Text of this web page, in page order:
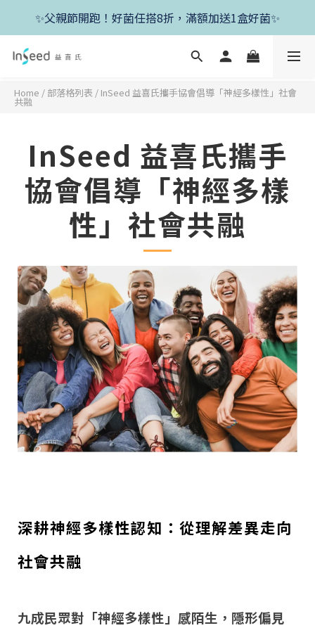
✨新朋友首單現折400+送1盒益生菌，滿額再享免運✨
✨父親節開跑！好菌任搭8折，滿額加送1盒好菌✨
✨新朋友首單現折400+送1盒益生菌，滿額再享免運✨
Home / 部落格列表 / InSeed 益喜氏攜手協會倡導「神經多樣性」社會
共融
InSeed 益喜氏攜手
協會倡導「神經多樣
性」社會共融
深耕神經多樣性認知：從理解差異走向
社會共融
九成民眾對「神經多樣性」感陌生，隱形偏見